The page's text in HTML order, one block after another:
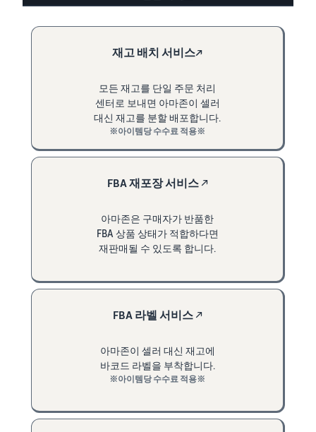
재고 배치 서비스↗
모든 재고를 단일 주문 처리
센터로 보내면 아마존이 셀러
대신 재고를 분할 배포합니다.
※아이템당 수수료 적용※
FBA 재포장 서비스 ↗
아마존은 구매자가 반품한
FBA 상품 상태가 적합하다면
재판매될 수 있도록 합니다.
FBA 라벨 서비스 ↗
아마존이 셀러 대신 재고에
바코드 라벨을 부착합니다.
※아이템당 수수료 적용※